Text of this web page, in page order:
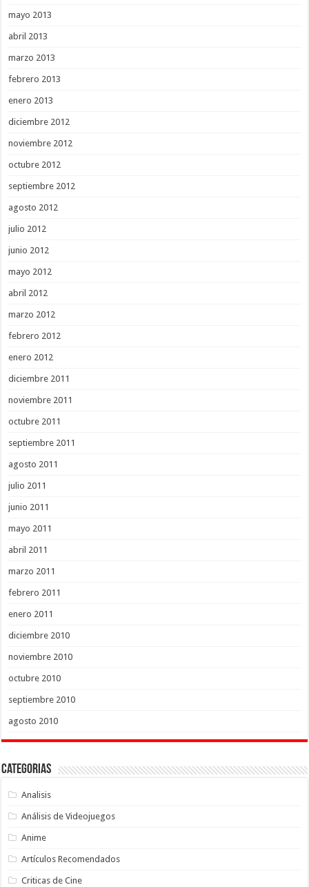
mayo 2013
abril 2013
marzo 2013
febrero 2013
enero 2013
diciembre 2012
noviembre 2012
octubre 2012
septiembre 2012
agosto 2012
julio 2012
junio 2012
mayo 2012
abril 2012
marzo 2012
febrero 2012
enero 2012
diciembre 2011
noviembre 2011
octubre 2011
septiembre 2011
agosto 2011
julio 2011
junio 2011
mayo 2011
abril 2011
marzo 2011
febrero 2011
enero 2011
diciembre 2010
noviembre 2010
octubre 2010
septiembre 2010
agosto 2010
Categorias
Analisis
Análisis de Videojuegos
Anime
Artículos Recomendados
Criticas de Cine